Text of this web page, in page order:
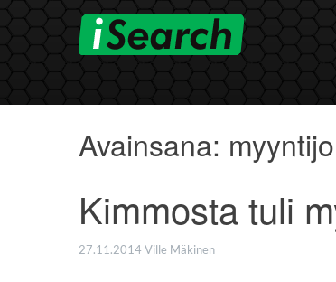
Skip
Avainsana:
Kimmosta tuli
27.11.2014 Ville Mäkinen